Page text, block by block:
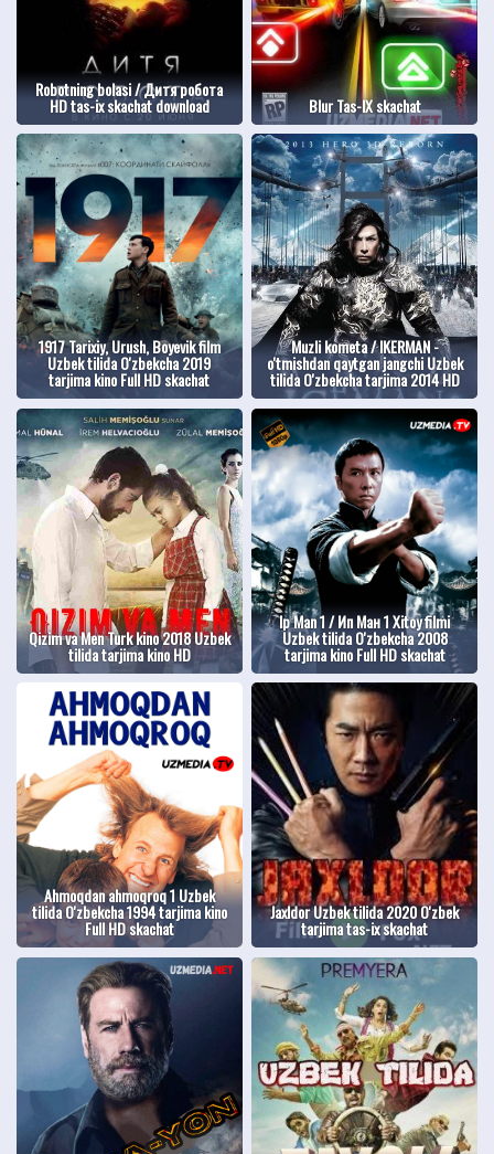
Robotning bolasi / Дитя робота
HD tas-ix skachat download Blur Tas-IX skachat
1917 Tarixiy, Urush, Boyevik film
Uzbek tilida O'zbekcha 2019
tarjima kino Full HD skachat
Muzli kometa / IKERMAN -
o'tmishdan qaytgan jangchi Uzbek
tilida O'zbekcha tarjima 2014 HD
Qizim va Men Turk kino 2018 Uzbek
tilida tarjima kino HD
Ip Man 1 / Ип Ман 1 Xitoy filmi
Uzbek tilida O'zbekcha 2008
tarjima kino Full HD skachat
Ahmoqdan ahmoqroq 1 Uzbek
tilida O'zbekcha 1994 tarjima kino
Full HD skachat
Jaxldor Uzbek tilida 2020 O'zbek
tarjima tas-ix skachat